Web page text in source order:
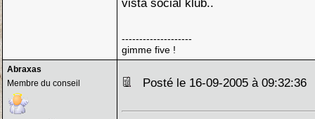
vista social klub..
--------------------
gimme five !
Abraxas
Membre du conseil
Posté le 16-09-2005 à